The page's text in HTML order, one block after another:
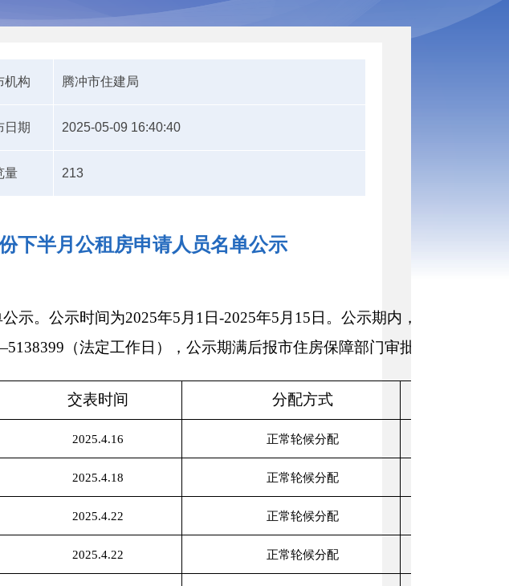
机构 腾冲市住建局
日期 2025-05-09 16:40:40
量 213
下半月公租房申请人员名单公示
。公示时间为2025年5月1日-2025年5月15日。公示期内，如有异
（法定工作日），公示期满后报市住房保障部门审批。
交表时间 分配方式
2025.4.16 正常轮候分配
2025.4.18 正常轮候分配
2025.4.22 正常轮候分配
2025.4.22 正常轮候分配